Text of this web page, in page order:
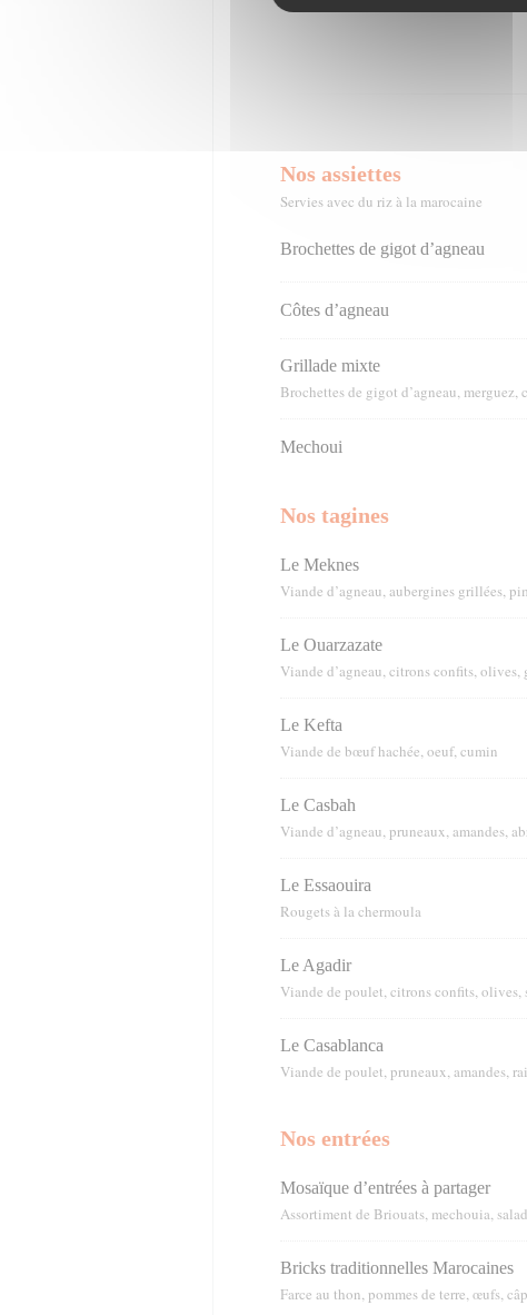
Nos assiettes
Servies avec du riz à la marocaine
Brochettes de gigot d’agneau
Côtes d’agneau
Grillade mixte
Brochettes de gigot d’agneau, merguez,
Mechoui
Nos tagines
Le Meknes
Viande d’agneau, aubergines grillées,
Le Ouarzazate
Viande d’agneau, citrons confits, olives,
Le Kefta
Viande de bœuf hachée, oeuf, cumin
Le Casbah
Viande d’agneau, pruneaux, amandes,
Le Essaouira
Rougets à la chermoula
Le Agadir
Viande de poulet, citrons confits, olives,
Le Casablanca
Viande de poulet, pruneaux, amandes,
Nos entrées
Mosaïque d’entrées à partager
Assortiment de Briouats, mechouia,
Bricks traditionnelles Marocaines
Farce au thon, pommes de terre, œufs,